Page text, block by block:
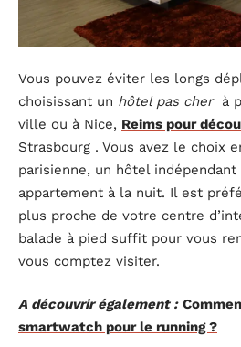
Vous pouvez éviter les longs
choisissant un hôtel pas cher à
ville ou à Nice, Reims pour
Strasbourg . Vous avez le choix
parisienne, un hôtel indépendant
appartement à la nuit. Il est
plus proche de votre centre
balade à pied suffit pour vous
vous comptez visiter.
A découvrir également :
smartwatch pour le running ?